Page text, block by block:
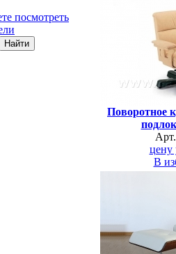
посмотреть
Поворотное
цену
В